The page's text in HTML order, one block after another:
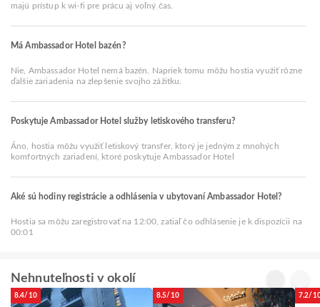
majú prístup k wi-fi pre prácu aj voľný čas.
Má Ambassador Hotel bazén?
Nie, Ambassador Hotel nemá bazén. Napriek tomu môžu hostia využiť rôzne
ďalšie zariadenia na zlepšenie svojho zážitku.
Poskytuje Ambassador Hotel služby letiskového transferu?
Áno, hostia môžu využiť letiskový transfer, ktorý je jedným z mnohých
komfortných zariadení, ktoré poskytuje Ambassador Hotel
Aké sú hodiny registrácie a odhlásenia v ubytovaní Ambassador Hotel?
Hostia sa môžu zaregistrovať na 12:00, zatiaľ čo odhlásenie je k dispozícii na
00:01
Nehnuteľnosti v okolí
8.4/10 8.5/10 7.2/